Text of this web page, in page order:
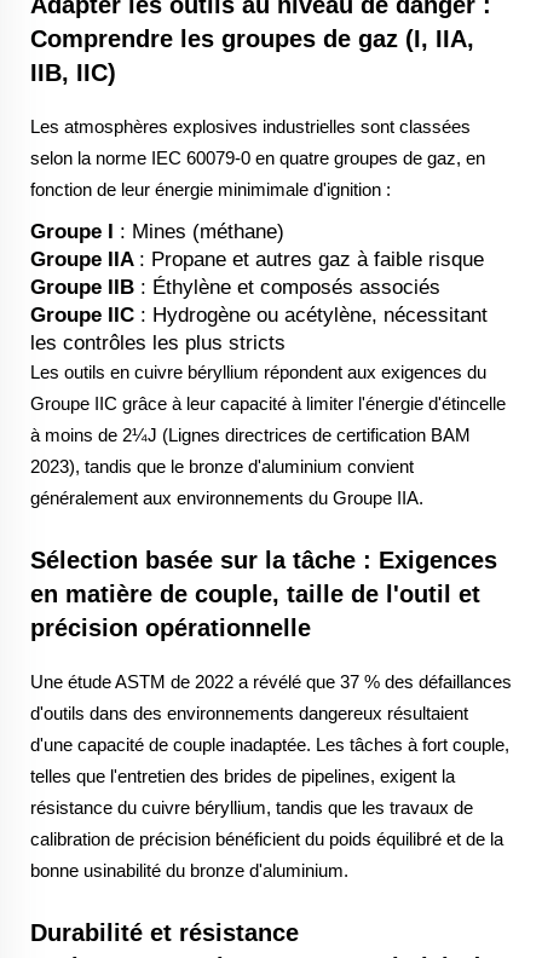
Comprendre les groupes de gaz (I, IIA,
IIB, IIC)
Les atmosphères explosives industrielles sont classées
selon la norme IEC 60079-0 en quatre groupes de gaz, en
fonction de leur énergie minimimale d'ignition :
Groupe I : Mines (méthane)
Groupe IIA : Propane et autres gaz à faible risque
Groupe IIB : Éthylène et composés associés
Groupe IIC : Hydrogène ou acétylène, nécessitant
les contrôles les plus stricts
Les outils en cuivre béryllium répondent aux exigences du
Groupe IIC grâce à leur capacité à limiter l'énergie d'étincelle
à moins de 2¼J (Lignes directrices de certification BAM
2023), tandis que le bronze d'aluminium convient
généralement aux environnements du Groupe IIA.
Sélection basée sur la tâche : Exigences
en matière de couple, taille de l'outil et
précision opérationnelle
Une étude ASTM de 2022 a révélé que 37 % des défaillances
d'outils dans des environnements dangereux résultaient
d'une capacité de couple inadaptée. Les tâches à fort couple,
telles que l'entretien des brides de pipelines, exigent la
résistance du cuivre béryllium, tandis que les travaux de
calibration de précision bénéficient du poids équilibré et de la
bonne usinabilité du bronze d'aluminium.
Durabilité et résistance